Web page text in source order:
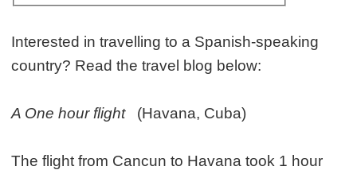
Interested in travelling to a Spanish-speaking
country? Read the travel blog below:
A One hour flight(Havana, Cuba)
The flight from Cancun to Havana took 1 hour